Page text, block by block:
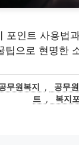
포인트 사용법
팁으로 현명한
무원복지 , 공무
트 , 복지